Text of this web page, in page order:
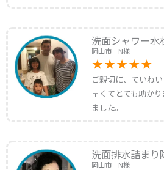
洗面シャワー水
岡山市 N様
ご親切に、ていね
早くてとても助か
ました。
洗面排水詰まり
岡山市 N様